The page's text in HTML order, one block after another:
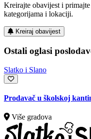
Kreirajte obavijest i
kategorijama i lokaciji.
Kreiraj obavijest
Ostali oglasi
Slatko i Slano
Prodavač u školskoj
Više gradova